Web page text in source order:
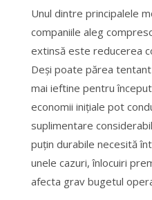
Unul dintre principalele
companiile aleg
extinsă este reducerea
Deși poate părea
mai ieftine pentru
economii inițiale pot
suplimentare
puțin durabile necesită
unele cazuri, înlocuiri
afecta grav bugetul